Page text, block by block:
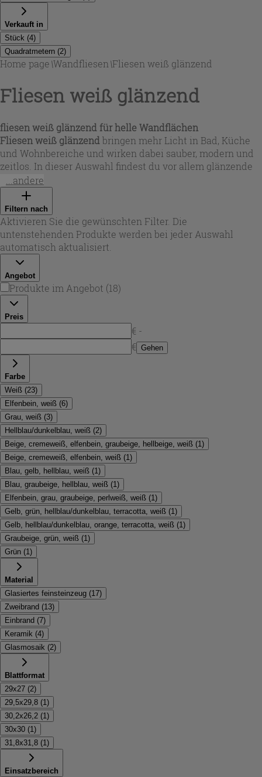
Verkauft in
Stück (4)
Quadratmetern (2)
Home page\Wandfliesen \Fliesen weiß glänzend
Fliesen weiß glänzend
fliesen weiß glänzend für helle Wandflächen
Fliesen weiß glänzend bringen mehr Licht in Bad, Küche
und Wohnbereiche und wirken dabei sauber, modern und
zeitlos. In dieser Auswahl findest du vor allem glänzende
Wandfliesen in unterschiedlichen Formaten – von
kompakten Quadraten bis zu länglichen Riegelformaten –
ideal für Spritzschutz, Duschbereich oder Akzentwände.
Durch die reflektierende Glasur entstehen elegante
Lichtspiele, die kleine Räume optisch größer wirken lassen
und in großen Räumen für ein hochwertiges Finish sorgen.
...andere
Filtern nach
Aktivieren Sie die gewünschten Filter. Die
untenstehenden Produkte werden bei jeder Auswahl
automatisch aktualisiert.
Angebot
Produkte im Angebot (18)
Preis
€ -
€ Gehen
Farbe
Weiß (23)
Elfenbein, weiß (6)
Grau, weiß (3)
Hellblau/dunkelblau, weiß (2)
Beige, cremeweiß, elfenbein, graubeige, hellbeige, weiß (1 )
Beige, cremeweiß, elfenbein, weiß (1 )
Blau, gelb, hellblau, weiß (1 )
Blau, graubeige, hellblau, weiß (1 )
Elfenbein, grau, graubeige, perlweiß, weiß (1 )
Gelb, grün, hellblau/dunkelblau, terracotta, weiß (1 )
Gelb, hellblau/dunkelblau, orange, terracotta, weiß (1 )
Graubeige, grün, weiß (1 )
Grün (1 )
Material
Glasiertes feinsteinzeug (17)
Zweibrand (13)
Einbrand (7)
Keramik (4)
Glasmosaik (2)
Blattformat
29x27 (2)
29,5x29,8 (1 )
30,2x26,2 (1 )
30x30 (1 )
31,8x31,8 (1 )
Einsatzbereich